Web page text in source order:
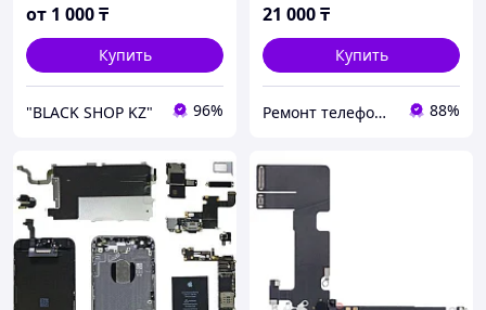
от 1 000₸
Купить
"BLACK SHOP KZ" 96%
21 000₸
Купить
Ремонт телефонов, ноутбуков, в Алматы Запчасти - TelePORT 88%